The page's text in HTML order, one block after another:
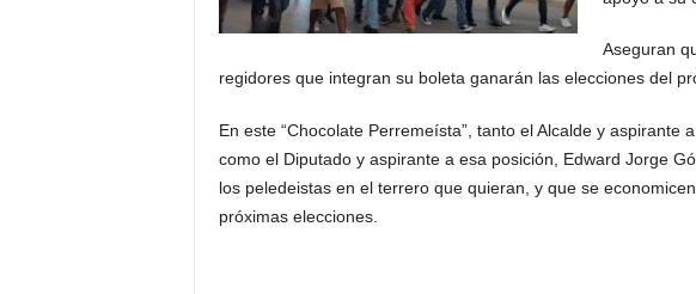
Aseguran
regidores que integran su boleta ganarán las elecciones del
En este “Chocolate Perremeísta”, tanto el Alcalde y aspirante
como el Diputado y aspirante a esa posición, Edward Jorge
los peledeistas en el terrero que quieran, y que se
próximas elecciones.